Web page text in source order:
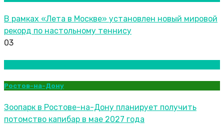
В рамках «Лета в Москве» установлен новый мировой
рекорд по настольному теннису
03
Ростов-на-Дону
Зоопарк в Ростове-на-Дону планирует получить
потомство капибар в мае 2027 года